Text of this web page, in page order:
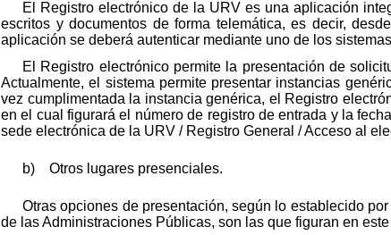
El Registro electrónico de la URV es una aplicación
escritos y documentos de forma telemática, es decir,
aplicación se deberá autenticar mediante uno de los
El Registro electrónico permite la presentación de
Actualmente, el sistema permite presentar instancias
vez cumplimentada la instancia genérica, el Registro
en el cual figurará el número de registro de entrada y la
sede electrónica de la URV / Registro General / Acceso al
b) Otros lugares presenciales.
Otras opciones de presentación, según lo establecido
de las Administraciones Públicas, son las que figuran en